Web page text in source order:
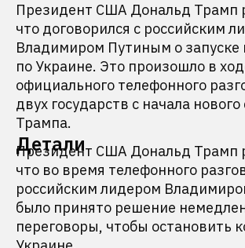
Президент США Дональд Трамп
что договорился с российским
Владимиром Путиным о запуске
по Украине. Это произошло в
официального телефонного
двух государств с начала нового
Трампа.
Детали
Президент США Дональд Трамп
что во время телефонного
российским лидером
было принято решение
переговоры, чтобы остановить